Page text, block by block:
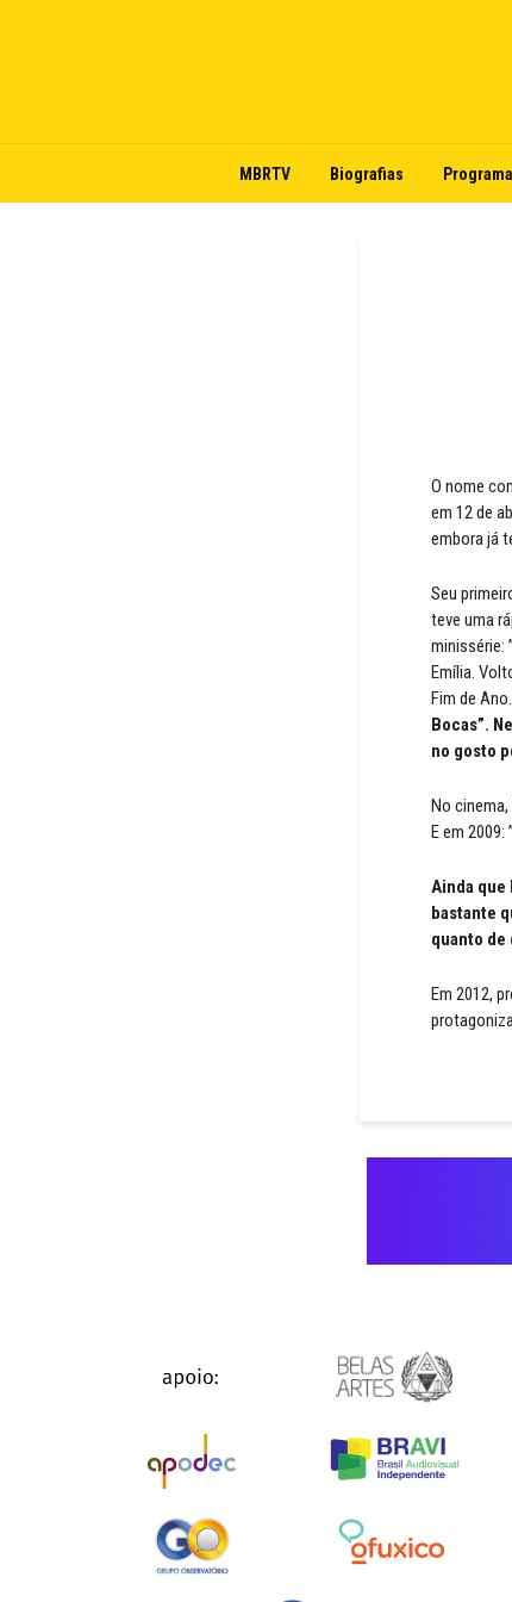
MBRTV Biografias
O nome
em 12 de
embora já
Seu
teve uma
minissérie:
Emília.
Fim de
Bocas”.
no gosto
No
E em 2009:
Ainda que
bastante
quanto de
Em 2012,